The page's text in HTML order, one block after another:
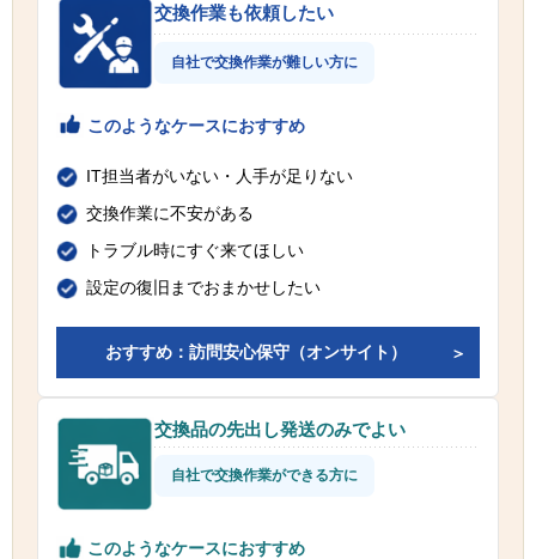
交換作業も依頼したい
自社で交換作業が難しい方に
このようなケースにおすすめ
IT担当者がいない・人手が足りない
交換作業に不安がある
トラブル時にすぐ来てほしい
設定の復旧までおまかせしたい
おすすめ：訪問安心保守（オンサイト）
交換品の先出し発送のみでよい
自社で交換作業ができる方に
このようなケースにおすすめ